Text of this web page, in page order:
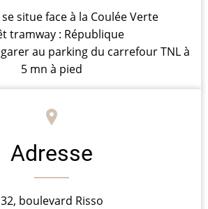
situe face à la Coulée Verte
tramway : République
au parking du carrefour TNL à
5 mn à pied
Adresse
32, boulevard Risso